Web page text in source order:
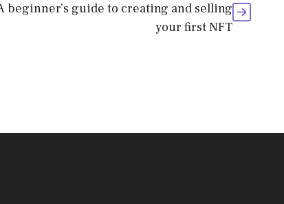
beginner’s guide to creating and selling
your first NFT